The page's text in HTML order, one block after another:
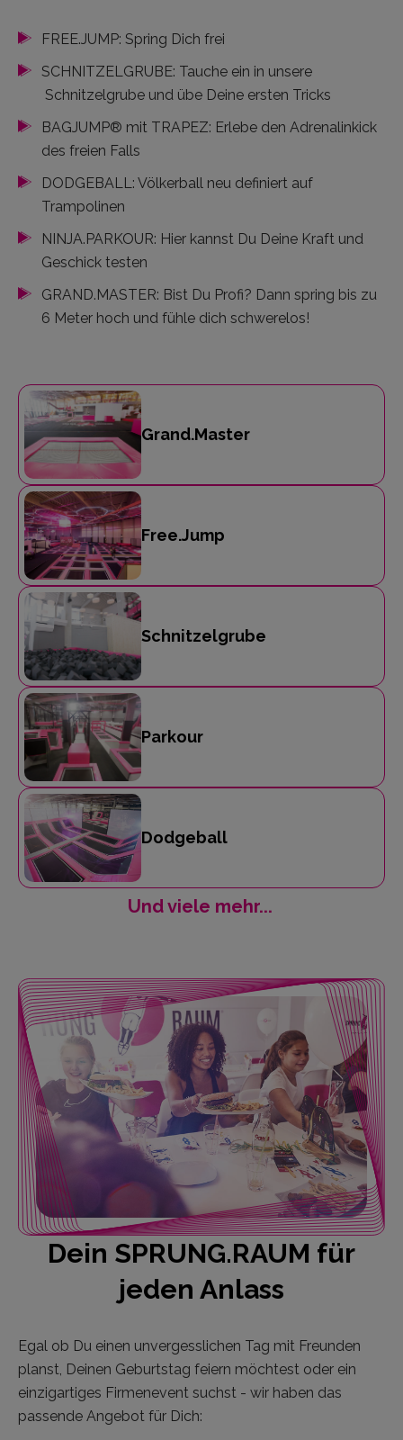
FREE.JUMP: Spring Dich frei
SCHNITZELGRUBE: Tauche ein in unsere
Schnitzelgrube und übe Deine ersten Tricks
BAGJUMP® mit TRAPEZ: Erlebe den Adrenalinkick
des freien Falls
DODGEBALL: Völkerball neu definiert auf
Trampolinen
NINJA.PARKOUR: Hier kannst Du Deine Kraft und
Geschick testen
GRAND.MASTER: Bist Du Profi? Dann spring bis zu
6 Meter hoch und fühle dich schwerelos!
Grand.Master
Free.Jump
Schnitzelgrube
Parkour
Dodgeball
Und viele mehr...
Dein SPRUNG.RAUM für
jeden Anlass
Egal ob Du einen unvergesslichen Tag mit Freunden
planst, Deinen Geburtstag feiern möchtest oder ein
einzigartiges Firmenevent suchst - wir haben das
passende Angebot für Dich: